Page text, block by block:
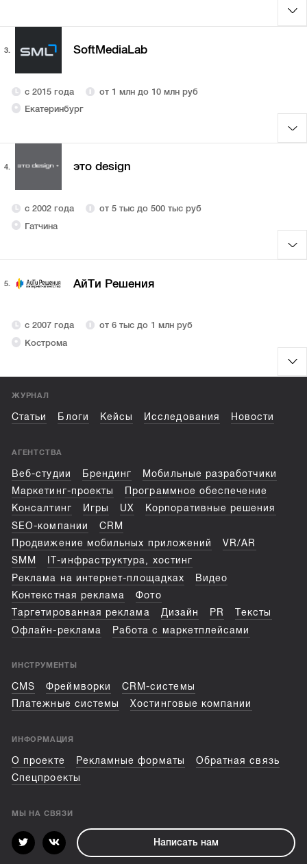
3. SoftMediaLab
с 2015 года
от 1 млн до 10 млн руб
Екатеринбург
4. это design
с 2002 года
от 5 тыс до 500 тыс руб
Гатчина
5. АйТи Решения
с 2007 года
от 6 тыс до 1 млн руб
Кострома
ЖУРНАЛ
Статьи Блоги Кейсы Исследования Новости
АГЕНТСТВА
Веб-студии Брендинг
Мобильные разработчики
Маркетинг-проекты
Программное обеспечение
Консалтинг
Игры UX
Корпоративные решения
SEO-компании
CRM
Продвижение мобильных приложений
VR/AR
SMM
IT-инфраструктура, хостинг
Реклама на интернет-площадках
Видео
Контекстная реклама
Фото
Таргетированная реклама
Дизайн PR
Тексты
Офлайн-реклама
Работа с маркетплейсами
ИНСТРУМЕНТЫ
CMS Фреймворки
CRM-системы
Платежные системы
Хостинговые компании
ИНФОРМАЦИЯ
О проекте Рекламные форматы
Обратная связь
Спецпроекты
МЫ НА СВЯЗИ
Написать нам